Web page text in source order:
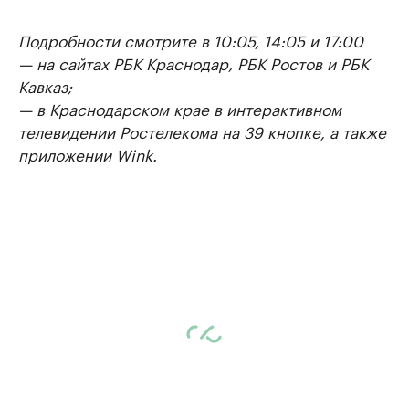
Подробности смотрите в 10:05, 14:05 и 17:00
— на сайтах РБК Краснодар, РБК Ростов и РБК
Кавказ;
— в Краснодарском крае в интерактивном
телевидении Ростелекома на 39 кнопке, а также
приложении Wink.